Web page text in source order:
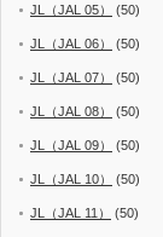
JL（JAL 05） (50)
JL（JAL 06） (50)
JL（JAL 07） (50)
JL（JAL 08） (50)
JL（JAL 09） (50)
JL（JAL 10） (50)
JL（JAL 11） (50)